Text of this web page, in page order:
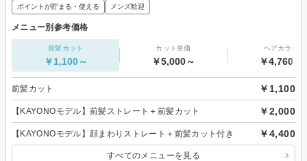
ポイントが貯まる・使える メンズ歓迎
メニュー別参考価格
前髪カット
￥1,100～
カット単価
￥5,000～
ヘアカラー
￥4,760～
前髪カット ￥1,100
【KAYONOモデル】前髪ストレート＋前髪カット ￥2,000
【KAYONOモデル】顔まわりストレート＋前髪カット付き ￥4,400
すべてのメニューを見る